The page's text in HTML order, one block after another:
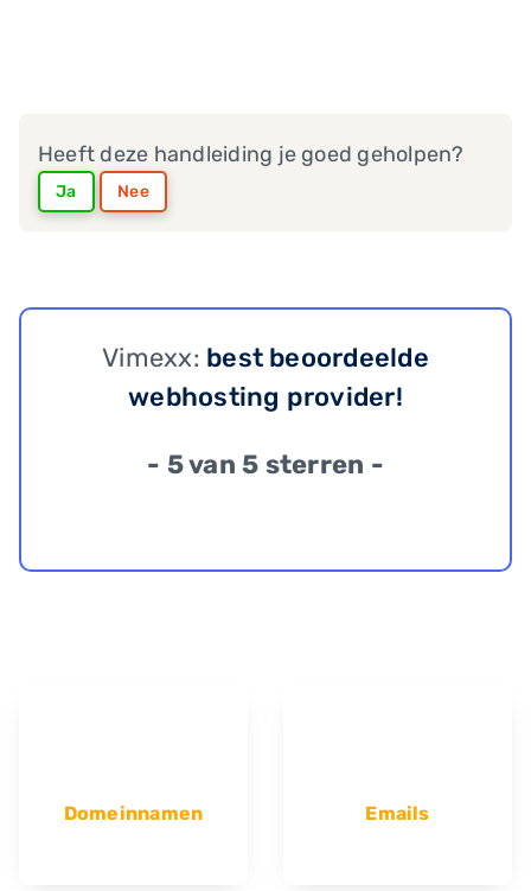
Heeft deze handleiding je goed geholpen?
Ja Nee
Vimexx: best beoordeelde
webhosting provider!
- 5 van 5 sterren -
Domeinnamen Emails